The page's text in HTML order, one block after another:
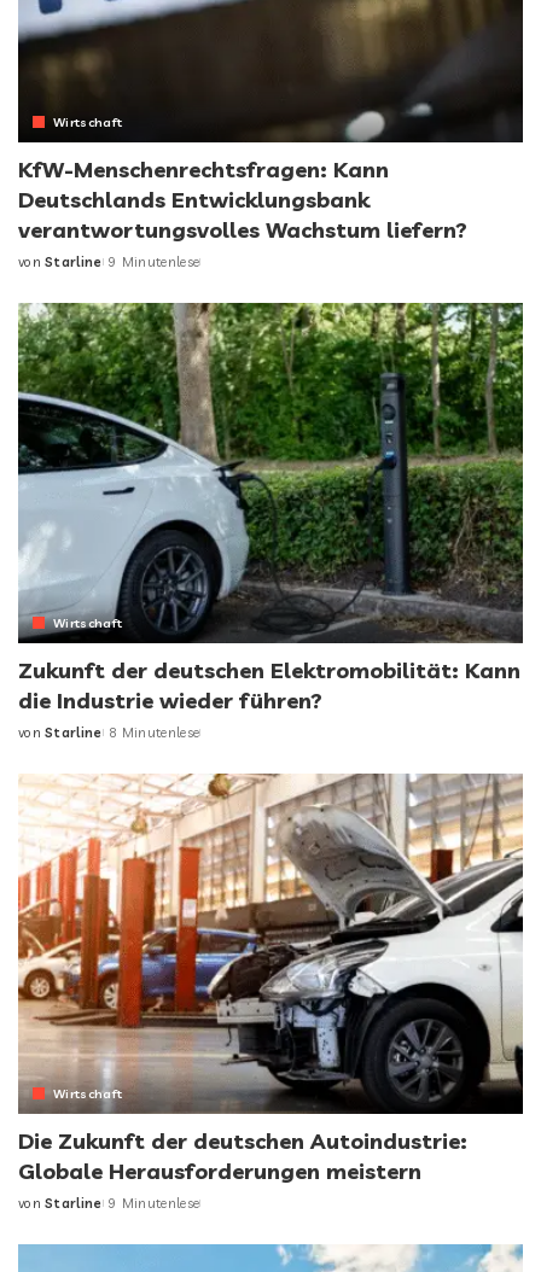
Wirtschaft
KfW-Menschenrechtsfragen: Kann
Deutschlands Entwicklungsbank
verantwortungsvolles Wachstum liefern?
Posted
von Starline 9 Minutenlese
Wirtschaft
Zukunft der deutschen Elektromobilität: Kann
die Industrie wieder führen?
Posted
von Starline 8 Minutenlese
Wirtschaft
Die Zukunft der deutschen Autoindustrie:
Globale Herausforderungen meistern
Posted
von Starline 9 Minutenlese